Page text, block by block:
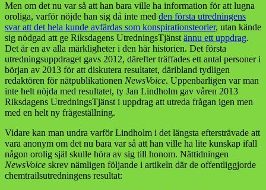
Men om det nu var så att han bara ville ha information för att lugna
oroliga, varför nöjde han sig då inte med den första utredningens
svar att det hela kunde avfärdas som konspirationsteorier, utan kände
sig nödgad att ge Riksdagens UtredningsTjänst ännu ett uppdrag.
Det är en av alla märkligheter i den här historien. Det första
utredningsuppdraget gavs 2012, därefter träffades ett antal personer i
början av 2013 för att diskutera resultatet, däribland tydligen
redaktören för nätpublikationen NewsVoice. Uppenbarligen var man
inte helt nöjda med resultatet, ty Jan Lindholm gav våren 2013
Riksdagens UtredningsTjänst i uppdrag att utreda frågan igen men
med en helt ny frågeställning.
Vidare kan man undra varför Lindholm i det längsta eftersträvade att
vara anonym om det nu bara var så att han ville ha lite kunskap ifall
någon orolig själ skulle höra av sig till honom. Nättidningen
NewsVoice skrev nämligen följande i artikeln där de offentliggjorde
chemtrailsutredningens resultat: